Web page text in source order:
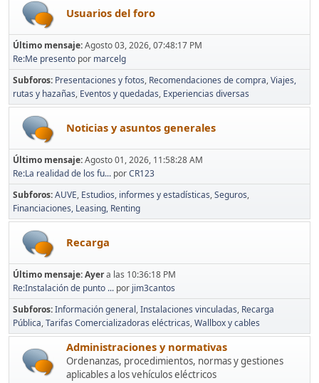
Usuarios del foro
Último mensaje:Agosto 03, 2026, 07:48:17 PM
Re:Me presento por marcelg
Subforos Presentaciones y fotos Recomendaciones de compra Viajes,
rutas y hazañas Eventos y quedadas Experiencias diversas
Noticias y asuntos generales
Último mensaje:Agosto 01, 2026, 11:58:28 AM
Re:La realidad de los fu... porCR123
Subforos AUVE Estudios, informes y estadísticas Seguros
Financiaciones, Leasing, Renting
Recarga
Último mensaje:Ayera las 10:36:18 PM
Re:Instalación de punto ... por jim3cantos
Subforos Información general Instalaciones vinculadas Recarga
Pública Tarifas Comercializadoras eléctricas Wallbox y cables
Administraciones y normativas
Ordenanzas, procedimientos, normas y gestiones
aplicables a los vehículos eléctricos